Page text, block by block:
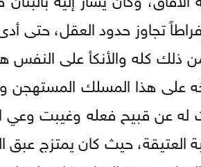
تجاوز حدود العقل، حتى
ذلك كله والأنكأ على
على هذا المسلك المستهجن
عن قبيح فعله وغيبت وعي
العتيقة، حيث كان يمتزج عبق